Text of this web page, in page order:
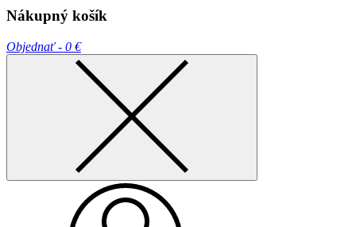
Nákupný košík
Objednať - 0 €